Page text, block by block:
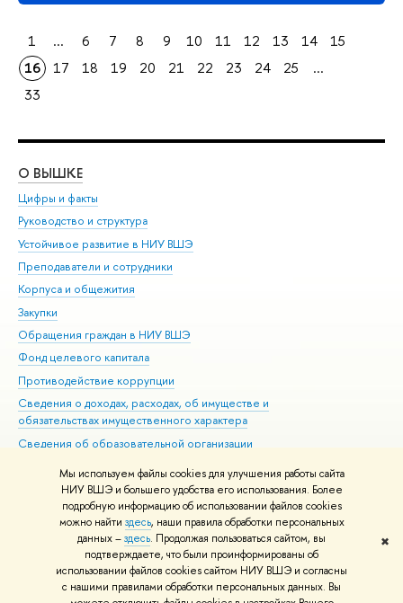
Мы используем файлы cookies для улучшения работы сайта
НИУ ВШЭ и большего удобства его использования. Более
подробную информацию об использовании файлов cookies
можно найти здесь, наши правила обработки персональных
данных –здесь. Продолжая пользоваться сайтом, вы
подтверждаете, что были проинформированы об
использовании файлов cookies сайтом НИУ ВШЭ и согласны
с нашими правилами обработки персональных данных. Вы
✖
1 ... 6 7 8 9 10 11 12 13 14
15
16
17 18 19 20 21 22 23 24 25
...
33
О ВЫШКЕ
Цифры и факты
Руководство и структура
Устойчивое развитие в НИУ ВШЭ
Преподаватели и сотрудники
Корпуса и общежития
Закупки
Обращения граждан в НИУ ВШЭ
Фонд целевого капитала
Противодействие коррупции
Сведения о доходах, расходах, об имуществе и
обязательствах имущественного характера
Сведения об образовательной организации
Людям с ограниченными возможностями здоровья
Единая платежная страница
Работа в Вышке
© НИУ ВШЭ 1993–2026 Адреса и контакты Условия использования
материалов Политика конфиденциальности Карта сайта